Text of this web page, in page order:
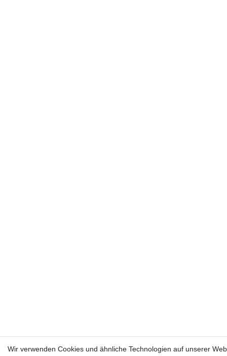
Wir verwenden Cookies und ähnliche Technologien auf unserer